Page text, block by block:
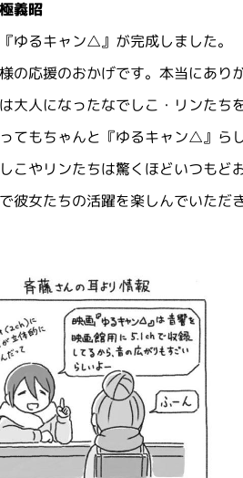
義昭
ゆるキャン△』が完成しました。
の応援のおかげです。本当にあり
大人になったなでしこ・リンたち
ってもちゃんと『ゆるキャン△』
こやリンたちは驚くほどいつもど
彼女たちの活躍を楽しんでいただ